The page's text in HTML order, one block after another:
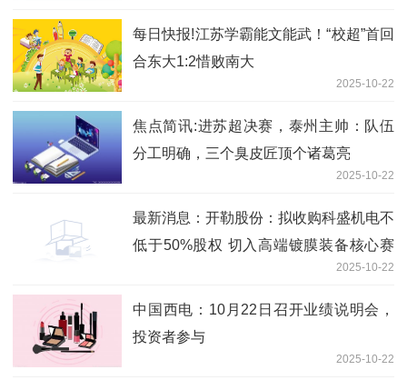
每日快报!江苏学霸能文能武！“校超”首回
合东大1:2惜败南大
2025-10-22
焦点简讯:进苏超决赛，泰州主帅：队伍
分工明确，三个臭皮匠顶个诸葛亮
2025-10-22
最新消息：开勒股份：拟收购科盛机电不
低于50%股权 切入高端镀膜装备核心赛
2025-10-22
中国西电：10月22日召开业绩说明会，
投资者参与
2025-10-22